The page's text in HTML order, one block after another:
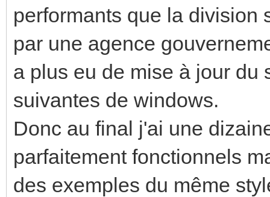
performants que la division
par une agence
a plus eu de mise à jour du
suivantes de windows.
Donc au final j'ai une
parfaitement fonctionnels
des exemples du même